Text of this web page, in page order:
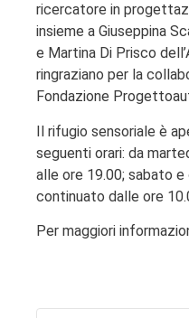
ricercatore in
insieme a Giuseppina
e Martina Di Prisco
ringraziano per la
Fondazione
Il rifugio sensoriale è
seguenti orari: da
alle ore 19.00; sabato
continuato dalle ore
Per maggiori